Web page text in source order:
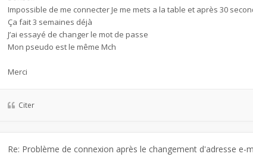
Impossible de me connecter Je me mets a la table et après 30
Ça fait 3 semaines déjà
J’ai essayé de changer le mot de passe
Mon pseudo est le même Mch
Merci
Citer
Re: Problème de connexion après le changement d'adresse e-